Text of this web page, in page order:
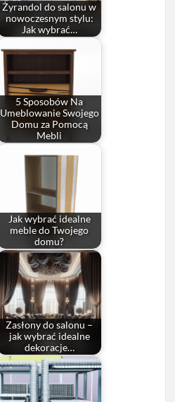
Żyrandol do salonu w
nowoczesnym stylu:
Jak wybrać…
5 Sposobów Na
Umeblowanie Swojego
Domu za Pomocą
Mebli
Jak wybrać idealne
meble do Twojego
domu?
Zasłony do salonu –
jak wybrać idealne
dekoracje…